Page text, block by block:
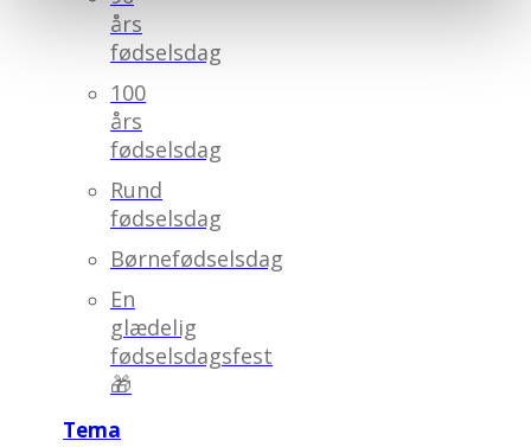
års
fødselsdag
100
års
fødselsdag
Rund
fødselsdag
Børnefødselsdag
En
glædelig
fødselsdagsfest
🎁
Tema